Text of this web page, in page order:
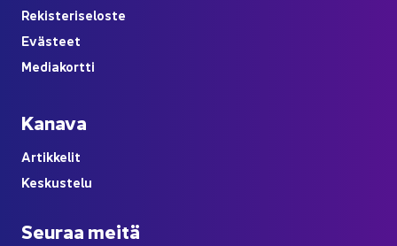
Re­kis­te­ri­se­los­te
Eväs­teet
Me­dia­kort­ti
Ka­na­va
Ar­tik­ke­lit
Kes­kus­te­lu
Seu­raa meitä